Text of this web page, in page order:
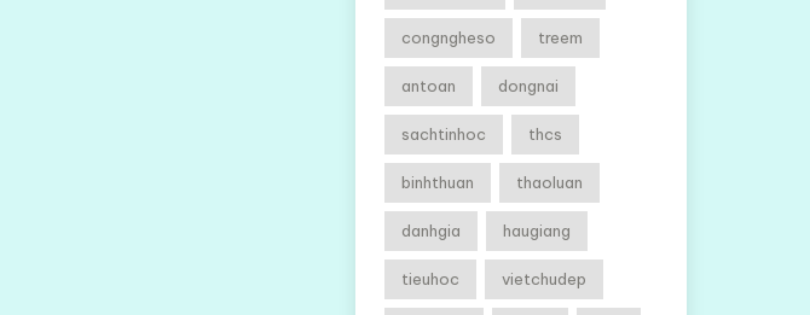
congngheso treem
antoan dongnai
sachtinhoc thcs
binhthuan thaoluan
danhgia haugiang
tieuhoc vietchudep